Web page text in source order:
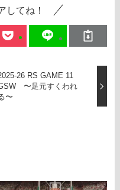
してね！
26 RS GAME 11
〜足元すくわれ
〜